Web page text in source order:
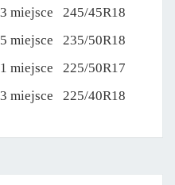
3 miejsce
245/45R18
5 miejsce
235/50R18
1 miejsce
225/50R17
3 miejsce 225/40R18